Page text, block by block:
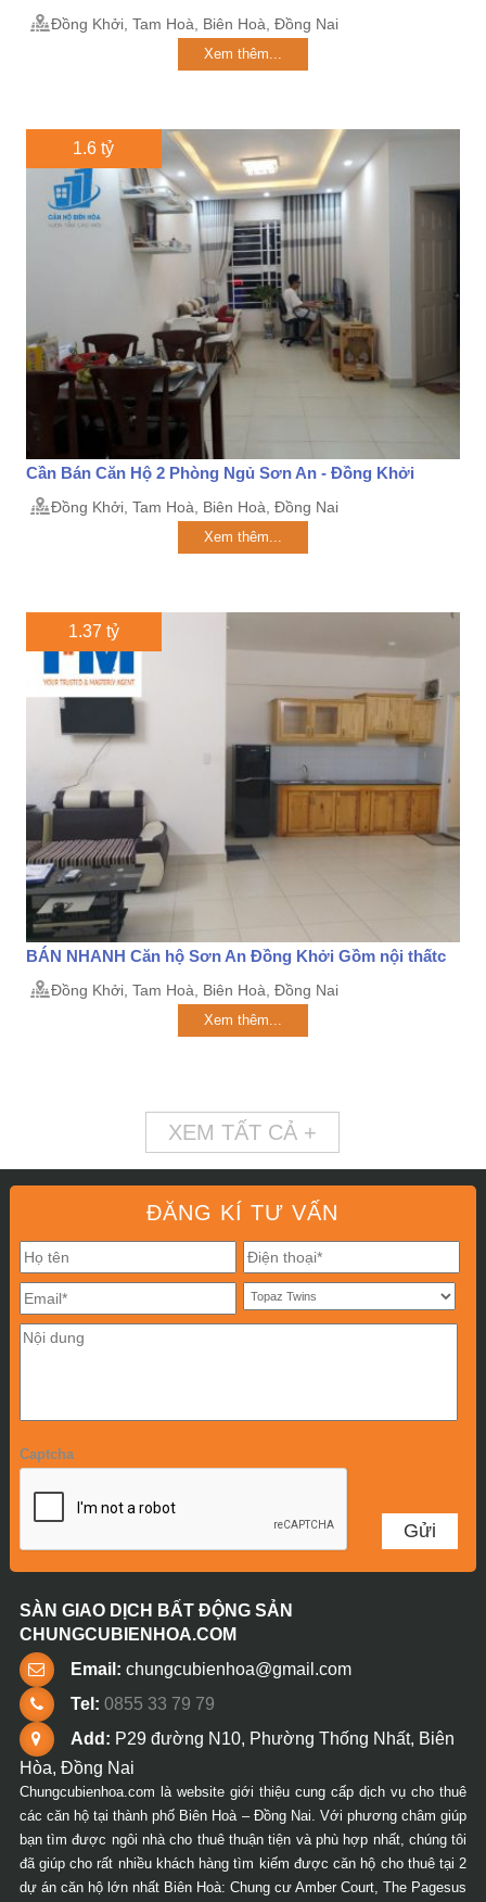
Đồng Khởi, Tam Hoà, Biên Hoà, Đồng Nai
Xem thêm...
1.6 tỷ
Cần Bán Căn Hộ 2 Phòng Ngủ Sơn An - Đồng Khởi
Đồng Khởi, Tam Hoà, Biên Hoà, Đồng Nai
Xem thêm...
1.37 tỷ
BÁN NHANH Căn hộ Sơn An Đồng Khởi Gồm nội thấtc
Đồng Khởi, Tam Hoà, Biên Hoà, Đồng Nai
Xem thêm...
XEM TẤT CẢ +
ĐĂNG KÍ TƯ VẤN
Captcha
SÀN GIAO DỊCH BẤT ĐỘNG SẢN
CHUNGCUBIENHOA.COM
Email: chungcubienhoa@gmail.com
Tel: 0855 33 79 79
Add: P29 đường N10, Phường Thống Nhất, Biên
Hòa, Đồng Nai
Chungcubienhoa.com là website giới thiệu cung cấp dịch vụ cho thuê
các căn hộ tại thành phố Biên Hoà – Đồng Nai. Với phương châm giúp
bạn tìm được ngôi nhà cho thuê thuận tiện và phù hợp nhất, chúng tôi
đã giúp cho rất nhiều khách hàng tìm kiếm được căn hộ cho thuê tại 2
dự án căn hộ lớn nhất Biên Hoà: Chung cư Amber Court, The Pagesus